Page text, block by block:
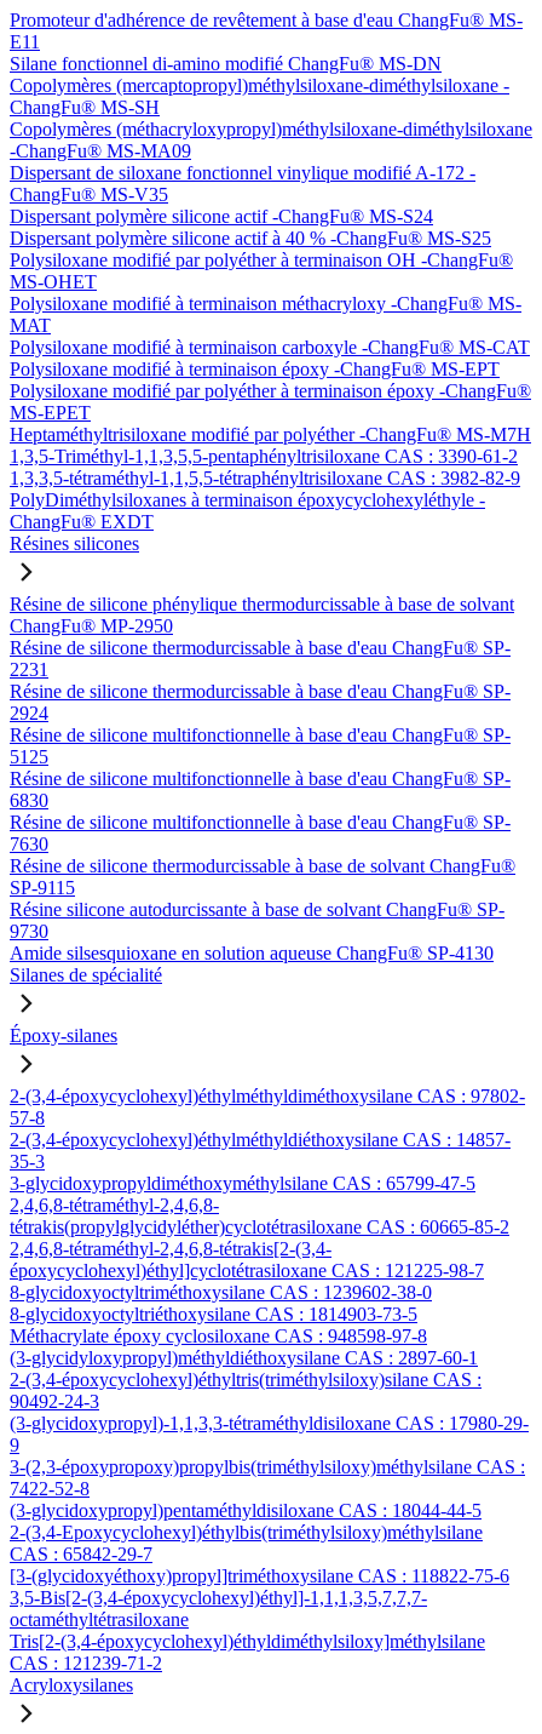
Promoteur d'adhérence de revêtement à base d'eau ChangFu® MS-
E11
Silane fonctionnel di-amino modifié ChangFu® MS-DN
Copolymères (mercaptopropyl)méthylsiloxane-diméthylsiloxane -
ChangFu® MS-SH
Copolymères (méthacryloxypropyl)méthylsiloxane-diméthylsiloxane
-ChangFu® MS-MA09
Dispersant de siloxane fonctionnel vinylique modifié A-172 -
ChangFu® MS-V35
Dispersant polymère silicone actif -ChangFu® MS-S24
Dispersant polymère silicone actif à 40 % -ChangFu® MS-S25
Polysiloxane modifié par polyéther à terminaison OH -ChangFu®
MS-OHET
Polysiloxane modifié à terminaison méthacryloxy -ChangFu® MS-
MAT
Polysiloxane modifié à terminaison carboxyle -ChangFu® MS-CAT
Polysiloxane modifié à terminaison époxy -ChangFu® MS-EPT
Polysiloxane modifié par polyéther à terminaison époxy -ChangFu®
MS-EPET
Heptaméthyltrisiloxane modifié par polyéther -ChangFu® MS-M7H
1,3,5-Triméthyl-1,1,3,5,5-pentaphényltrisiloxane CAS : 3390-61-2
1,3,3,5-tétraméthyl-1,1,5,5-tétraphényltrisiloxane CAS : 3982-82-9
PolyDiméthylsiloxanes à terminaison époxycyclohexyléthyle -
ChangFu® EXDT
Résines silicones
Résine de silicone phénylique thermodurcissable à base de solvant
ChangFu® MP-2950
Résine de silicone thermodurcissable à base d'eau ChangFu® SP-
2231
Résine de silicone thermodurcissable à base d'eau ChangFu® SP-
2924
Résine de silicone multifonctionnelle à base d'eau ChangFu® SP-
5125
Résine de silicone multifonctionnelle à base d'eau ChangFu® SP-
6830
Résine de silicone multifonctionnelle à base d'eau ChangFu® SP-
7630
Résine de silicone thermodurcissable à base de solvant ChangFu®
SP-9115
Résine silicone autodurcissante à base de solvant ChangFu® SP-
9730
Amide silsesquioxane en solution aqueuse ChangFu® SP-4130
Silanes de spécialité
Époxy-silanes
2-(3,4-époxycyclohexyl)éthylméthyldiméthoxysilane CAS : 97802-
57-8
2-(3,4-époxycyclohexyl)éthylméthyldiéthoxysilane CAS : 14857-
35-3
3-glycidoxypropyldiméthoxyméthylsilane CAS : 65799-47-5
2,4,6,8-tétraméthyl-2,4,6,8-
tétrakis(propylglycidyléther)cyclotétrasiloxane CAS : 60665-85-2
2,4,6,8-tétraméthyl-2,4,6,8-tétrakis[2-(3,4-
époxycyclohexyl)éthyl]cyclotétrasiloxane CAS : 121225-98-7
8-glycidoxyoctyltriméthoxysilane CAS : 1239602-38-0
8-glycidoxyoctyltriéthoxysilane CAS : 1814903-73-5
Méthacrylate époxy cyclosiloxane CAS : 948598-97-8
(3-glycidyloxypropyl)méthyldiéthoxysilane CAS : 2897-60-1
2-(3,4-époxycyclohexyl)éthyltris(triméthylsiloxy)silane CAS :
90492-24-3
(3-glycidoxypropyl)-1,1,3,3-tétraméthyldisiloxane CAS : 17980-29-
9
3-(2,3-époxypropoxy)propylbis(triméthylsiloxy)méthylsilane CAS :
7422-52-8
(3-glycidoxypropyl)pentaméthyldisiloxane CAS : 18044-44-5
2-(3,4-Epoxycyclohexyl)éthylbis(triméthylsiloxy)méthylsilane
CAS : 65842-29-7
[3-(glycidoxyéthoxy)propyl]triméthoxysilane CAS : 118822-75-6
3,5-Bis[2-(3,4-époxycyclohexyl)éthyl]-1,1,1,3,5,7,7,7-
octaméthyltétrasiloxane
Tris[2-(3,4-époxycyclohexyl)éthyldiméthylsiloxy]méthylsilane
CAS : 121239-71-2
Acryloxysilanes